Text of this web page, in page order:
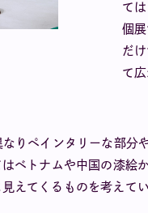
て
個
だ
て
りペインタリーな部分
ベトナムや中国の漆絵
えてくるものを考えてい